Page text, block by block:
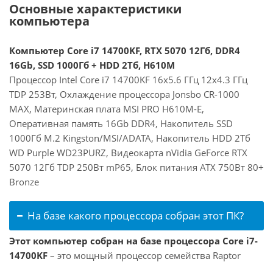
Основные характеристики
компьютера
Компьютер Core i7 14700KF, RTX 5070 12Гб, DDR4
16Gb, SSD 1000Гб + HDD 2Тб, H610M
Процессор Intel Core i7 14700KF 16x5.6 ГГц 12x4.3 ГГц
TDP 253Вт, Охлаждение процессора Jonsbo CR-1000
MAX, Материнская плата MSI PRO H610M-E,
Оперативная память 16Gb DDR4, Накопитель SSD
1000Гб M.2 Kingston/MSI/ADATA, Накопитель HDD 2Тб
WD Purple WD23PURZ, Видеокарта nVidia GeForce RTX
5070 12Гб TDP 250Вт mP65, Блок питания ATX 750Вт 80+
Bronze
На базе какого процессора собран этот ПК?
Этот компьютер собран на базе процессора Core i7-
14700KF – это мощный процессор семейства Raptor